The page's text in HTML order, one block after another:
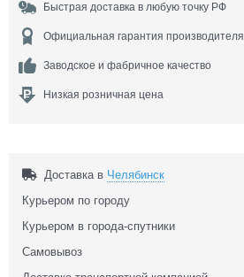
Быстрая доставка в любую точку РФ
Официальная гарантия производителя
Заводское и фабричное качество
Низкая розничная цена
Доставка в Челябинск
Курьером по городу
Курьером в города-спутники
Самовывоз